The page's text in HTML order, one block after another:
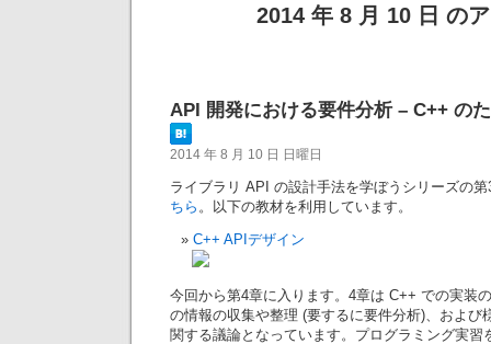
2014 年 8 月 10 日 の
API 開発における要件分析 – C++ の
2014 年 8 月 10 日 日曜日
ライブラリ API の設計手法を学ぼうシリーズの
ちら 。以下の教材を利用しています。
C++ APIデザイン
今回から第4章に入ります。4章は C++ での実装
の情報の収集や整理 (要するに要件分析)、および
関する議論となっています。プログラミング実習